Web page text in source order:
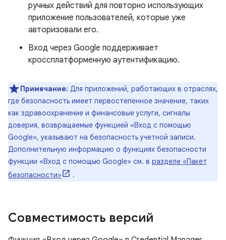
ручных действий для повторно использующих
приложение пользователей, которые уже
авторизовали его.
Вход через Google поддерживает
кроссплатформенную аутентификацию.
Примечание: Для приложений, работающих в отраслях,
где безопасность имеет первостепенное значение, таких
как здравоохранение и финансовые услуги, сигналы
доверия, возвращаемые функцией «Вход с помощью
Google», указывают на безопасность учетной записи.
Дополнительную информацию о функциях безопасности
функции «Вход с помощью Google» см. в разделе «Пакет
безопасности»
.
Совместимость версий